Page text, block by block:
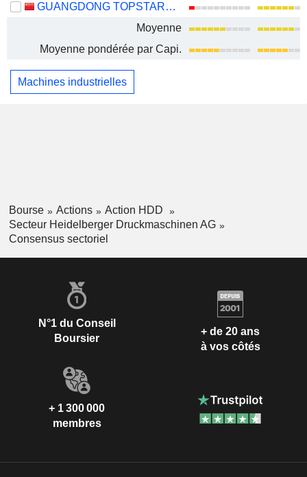
GUANGDONG TOPSTAR TECHNOLOGY CO., LTD.
Moyenne
Moyenne pondérée par Capi.
Machines industrielles
Bourse Actions
Action HDD
Secteur Heidelberger Druckmaschinen AG
Consensus sectoriel
N°1 du Conseil
Boursier
+ de 20 ans
à vos côtés
+ 1 300 000
membres